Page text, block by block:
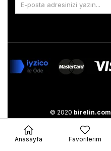
© 2020 birelin.com
Anasayfa Favorilerim